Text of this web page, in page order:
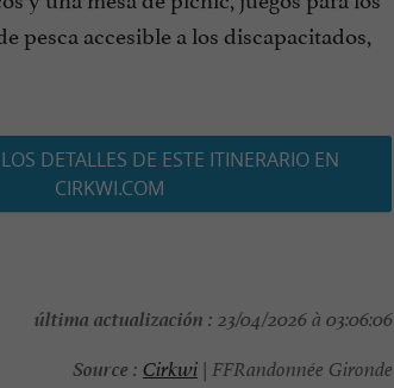
pesca accesible a los discapacitados,
DETALLES DE ESTE ITINERARIO EN
CIRKWI.COM
última actualización : 23/04/2026 à 03:06:06
Source : Cirkwi| FFRandonnée Gironde